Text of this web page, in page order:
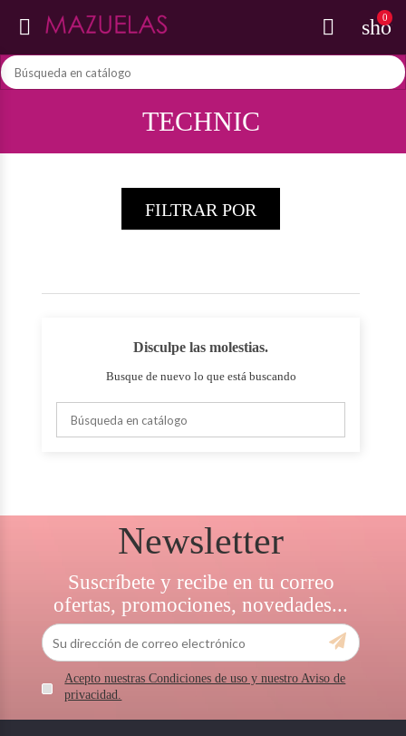
 0

TECHNIC
FILTRAR POR
Disculpe las molestias.
Busque de nuevo lo que está buscando
Newsletter
Suscríbete y recibe en tu correo
ofertas, promociones, novedades...
Acepto nuestras Condiciones de uso y nuestro Aviso de
privacidad.